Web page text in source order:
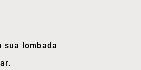
sua lombada